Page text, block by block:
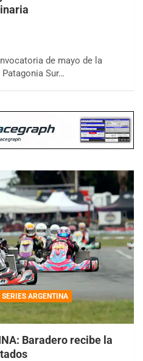
de mayo de la
Sur…
ARGENTINA
Baradero recibe la